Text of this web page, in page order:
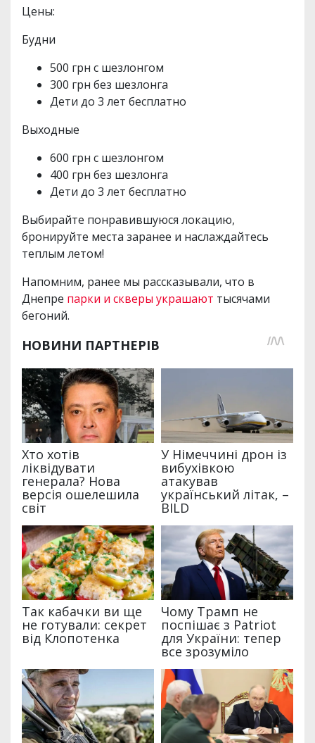
Цены:
Будни
500 грн с шезлонгом
300 грн без шезлонга
Дети до 3 лет бесплатно
Выходные
600 грн с шезлонгом
400 грн без шезлонга
Дети до 3 лет бесплатно
Выбирайте понравившуюся локацию,
бронируйте места заранее и наслаждайтесь
теплым летом!
Напомним, ранее мы рассказывали, что в
Днепре парки и скверы украшают тысячами
бегоний.